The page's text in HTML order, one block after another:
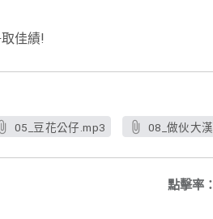
佳績!
05_豆花公仔.mp3 08_做伙大
點擊率：